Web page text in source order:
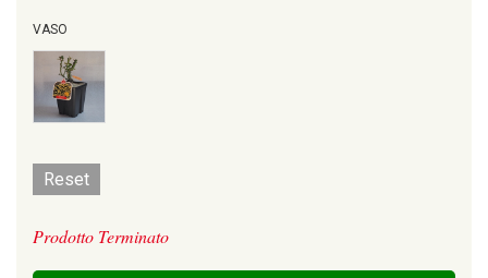
VASO
Reset
Prodotto Terminato